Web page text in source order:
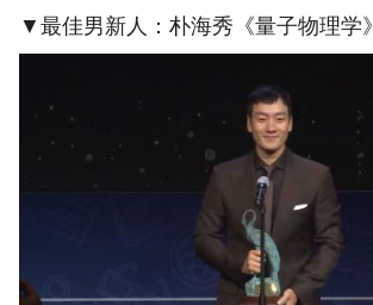
▼最佳男新人：朴海秀《量子物理学》